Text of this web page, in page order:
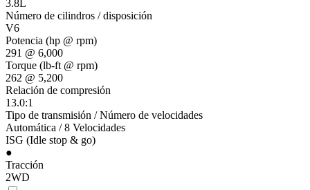
3.8L
Número de cilindros / disposición
V6
Potencia (hp @ rpm)
291 @ 6,000
Torque (lb-ft @ rpm)
262 @ 5,200
Relación de compresión
13.0:1
Tipo de transmisión / Número de velocidades
Automática / 8 Velocidades
ISG (Idle stop & go)
●
Tracción
2WD